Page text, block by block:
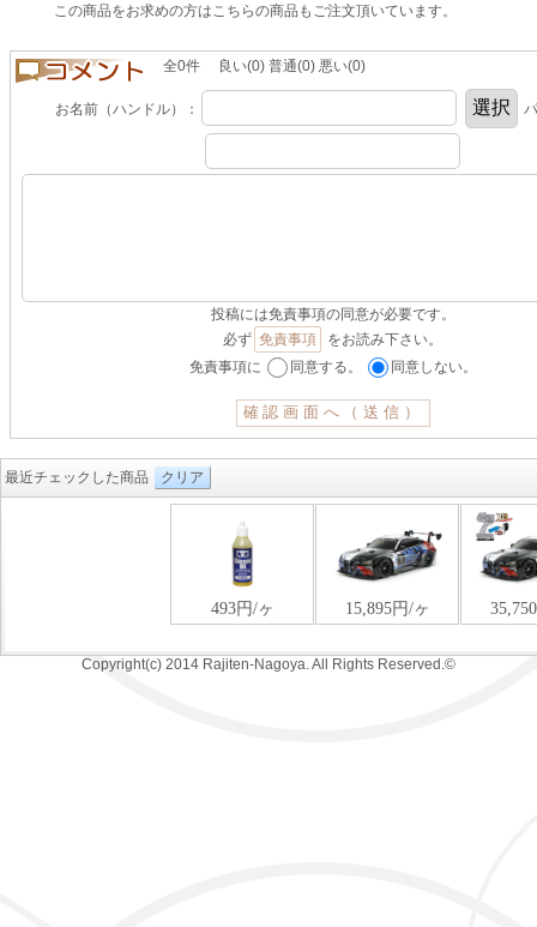
この商品をお求めの方はこちらの商品もご注文頂いています。
全0件 良い(0) 普通(0) 悪い(0)
お名前（ハンドル）：
投稿には免責事項の同意が必要です。
必ず 免責事項
をお読み下さい。
免責事項に
同意する。 同意しない。
最近チェックした商品 クリア
Copyright(c) 2014 Rajiten-Nagoya. All Rights Reserved.©